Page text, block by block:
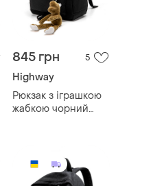
845 грн 5
Highway
Рюкзак з іграшкою
жабкою чорний